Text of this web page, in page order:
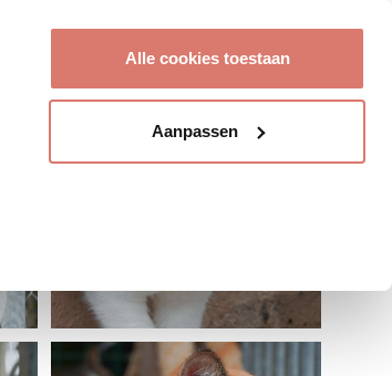
Alle cookies toestaan
Aanpassen